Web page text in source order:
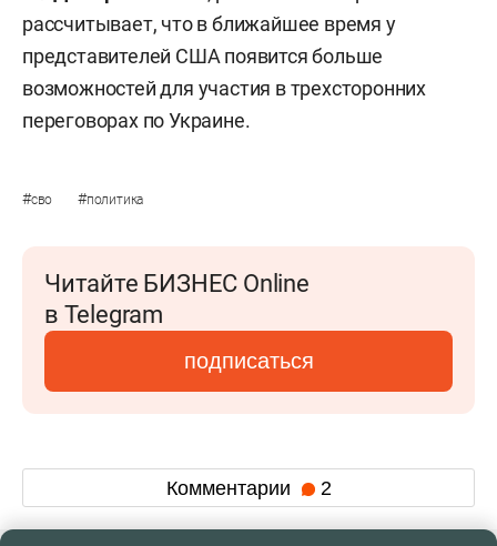
рассчитывает, что в ближайшее время у
представителей США появится больше
возможностей для участия в трехсторонних
переговорах по Украине.
#сво #политика
Читайте БИЗНЕС Online
в Telegram
подписаться
Комментарии 2